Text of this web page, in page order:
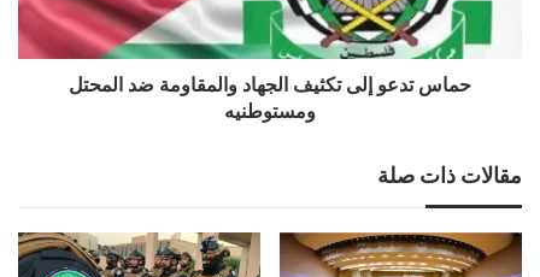
المحتل
ومستوطنيه
حماس تدعو إلى تكثيف الجهاد والمقاومة ضد المحتل
ومستوطنيه
مقالات ذات صلة